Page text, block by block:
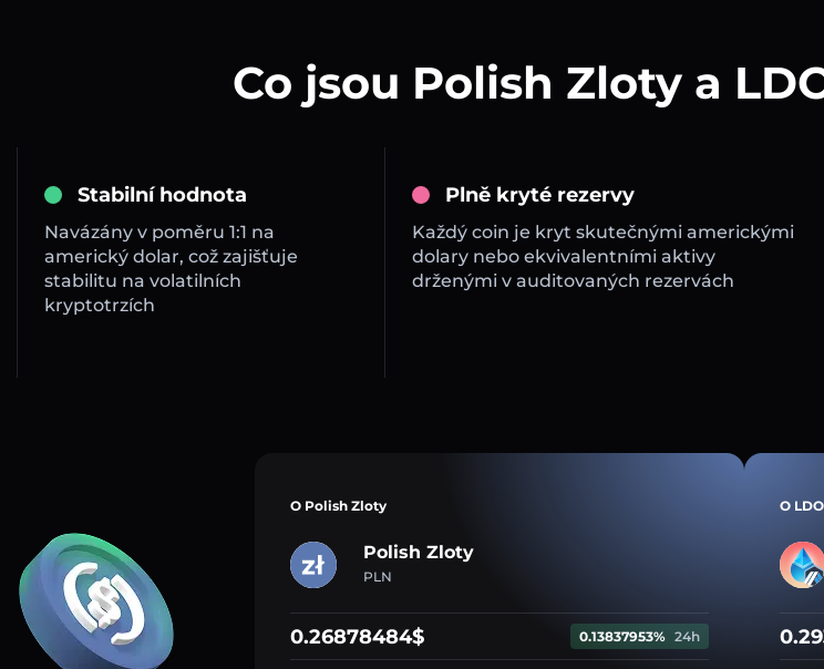
Co jsou Polish Zloty a
Stabilní hodnota
Navázány v poměru 1:1 na
americký dolar, což zajišťuje
stabilitu na volatilních
kryptotrzích
Plně kryté rezervy
Každý coin je kryt skutečnými americkými
dolary nebo ekvivalentními aktivy
drženými v auditovaných rezervách
O Polish Zloty
Polish Zloty
PLN
0.26878484$ 0.13837953% 24h
O